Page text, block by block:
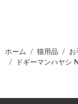
ホーム 猫用品 お
ドギーマンハヤシ